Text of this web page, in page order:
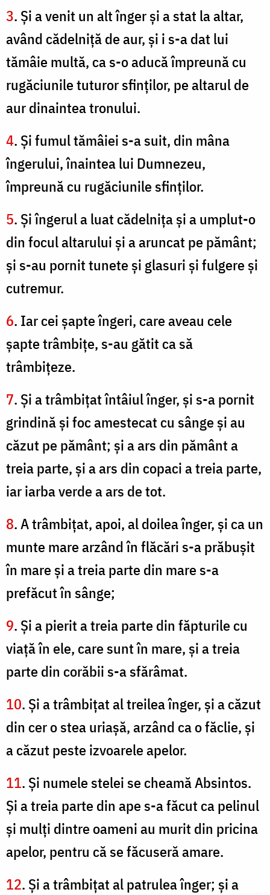
3. Şi a venit un alt înger şi a stat la altar,
având cădelniţă de aur, şi i s-a dat lui
tămâie multă, ca s-o aducă împreună cu
rugăciunile tuturor sfinţilor, pe altarul de
aur dinaintea tronului.
4. Şi fumul tămâiei s-a suit, din mâna
îngerului, înaintea lui Dumnezeu,
împreună cu rugăciunile sfinţilor.
5. Şi îngerul a luat cădelniţa şi a umplut-o
din focul altarului şi a aruncat pe pământ;
şi s-au pornit tunete şi glasuri şi fulgere şi
cutremur.
6. Iar cei şapte îngeri, care aveau cele
şapte trâmbiţe, s-au gătit ca să
trâmbiţeze.
7. Şi a trâmbiţat întâiul înger, şi s-a pornit
grindină şi foc amestecat cu sânge şi au
căzut pe pământ; şi a ars din pământ a
treia parte, şi a ars din copaci a treia parte,
iar iarba verde a ars de tot.
8. A trâmbiţat, apoi, al doilea înger, şi ca un
munte mare arzând în flăcări s-a prăbuşit
în mare şi a treia parte din mare s-a
prefăcut în sânge;
9. Şi a pierit a treia parte din făpturile cu
viaţă în ele, care sunt în mare, şi a treia
parte din corăbii s-a sfărâmat.
10. Şi a trâmbiţat al treilea înger, şi a căzut
din cer o stea uriaşă, arzând ca o făclie, şi
a căzut peste izvoarele apelor.
11. Şi numele stelei se cheamă Absintos.
Şi a treia parte din ape s-a făcut ca pelinul
şi mulţi dintre oameni au murit din pricina
apelor, pentru că se făcuseră amare.
12. Şi a trâmbiţat al patrulea înger; şi a